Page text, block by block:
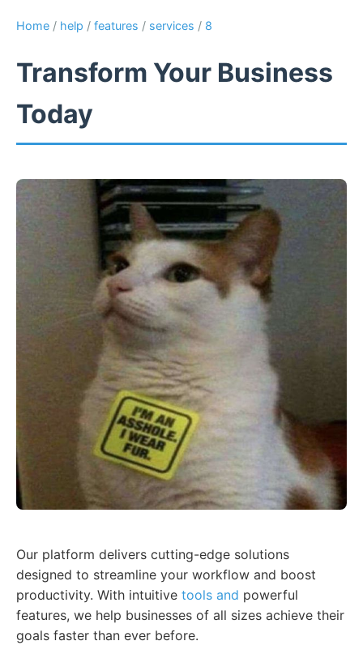
Home / help / features / services / 8
Transform Your Business
Today
Our platform delivers cutting-edge solutions
designed to streamline your workflow and boost
productivity. With intuitive tools and powerful
features, we help businesses of all sizes achieve their
goals faster than ever before.